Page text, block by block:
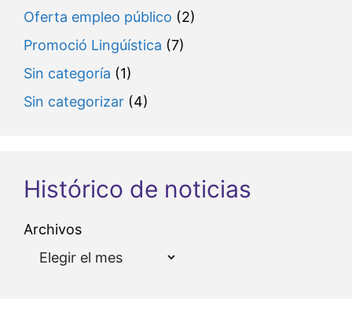
Oferta empleo público (2)
Promoció Lingúística (7)
Sin categoría (1)
Sin categorizar (4)
Histórico de noticias
Archivos